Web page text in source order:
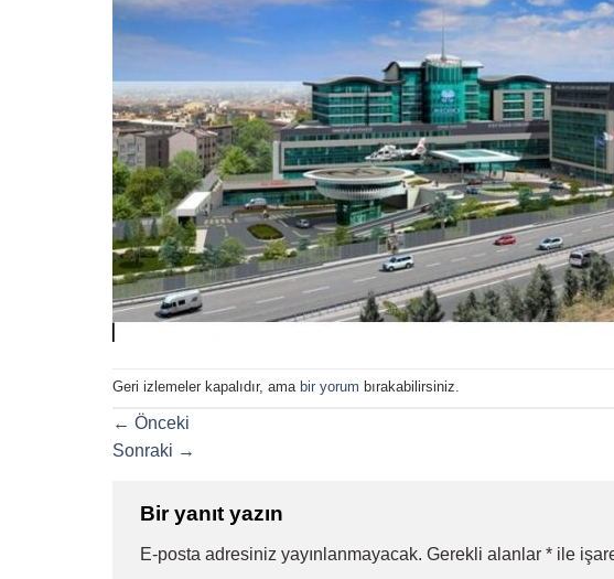
Geri izlemeler kapalıdır, ama bir yorum bırakabilirsiniz.
← Önceki
Sonraki →
Bir yanıt yazın
E-posta adresiniz yayınlanmayacak. Gerekli alanlar * ile